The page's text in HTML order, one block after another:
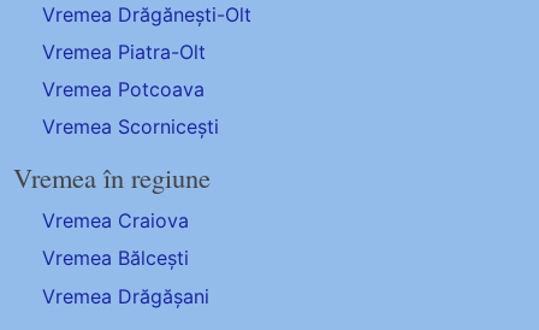
Vremea Drăgănești-Olt
Vremea Piatra-Olt
Vremea Potcoava
Vremea Scornicești
Vremea în regiune
Vremea Craiova
Vremea Bălcești
Vremea Drăgășani